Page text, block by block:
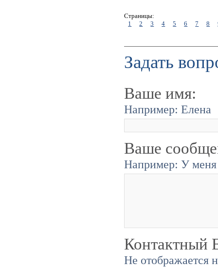
Страницы:
1
2 3 4 5 6 7 8
Задать
Ваше имя:
Например: Елена
Ваше
Например: У меня
Контактный
Не отображается